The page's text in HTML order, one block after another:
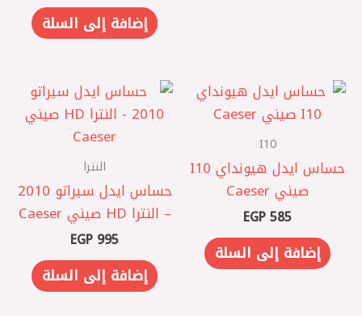
إضافة إلى السلة
I10
حساس ايدل هيونداي I10
صيني Caeser
EGP585
إضافة إلى السلة
النترا
حساس ايدل سيراتو 2010
– النترا HD صيني Caeser
EGP 995
إضافة إلى السلة